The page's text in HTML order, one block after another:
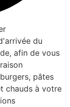
du
afin de vous
pâtes
chauds à votre